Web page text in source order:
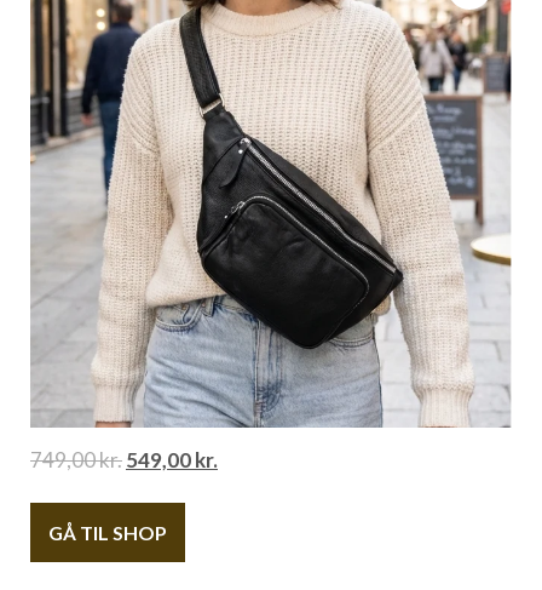
749,00kr.549,00kr.
GÅ TIL SHOP